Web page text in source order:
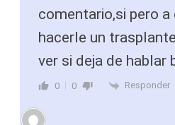
comentario,si pero
hacerle un
ver si deja de hablar
0 0 Responder